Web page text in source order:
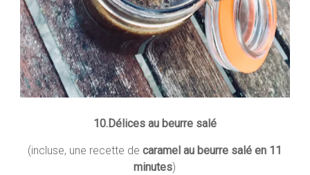
10.Délices au beurre salé
(incluse, une recette decaramel au beurre salé en 11
minutes)